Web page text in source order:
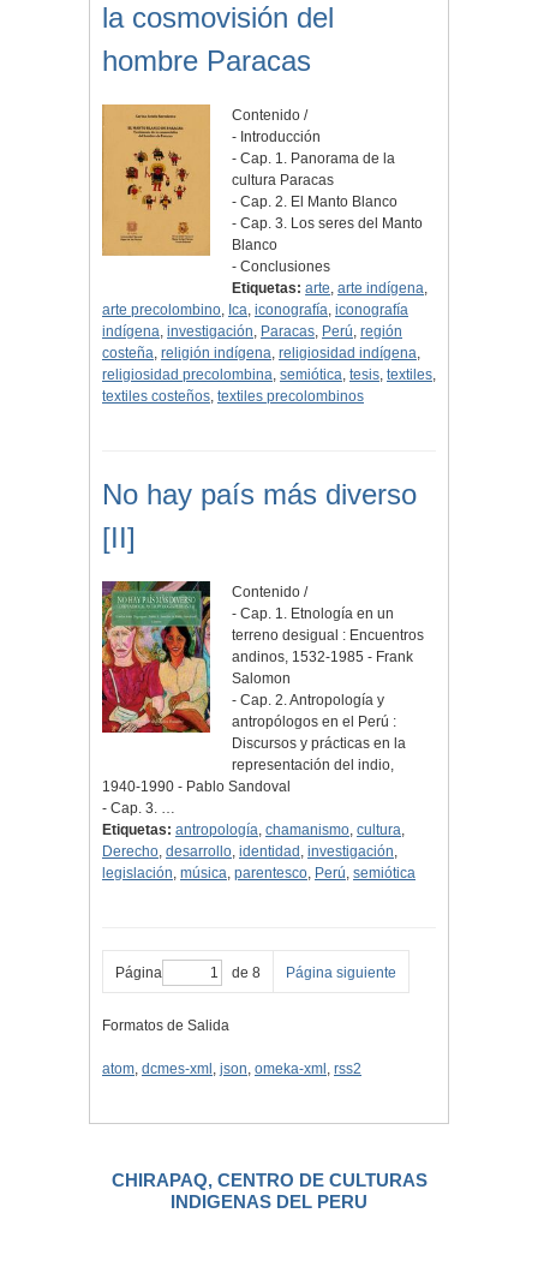
la cosmovisión del
hombre Paracas
Contenido /
- Introducción
- Cap. 1. Panorama de la
cultura Paracas
- Cap. 2. El Manto Blanco
- Cap. 3. Los seres del Manto
Blanco
- Conclusiones
Etiquetas: arte,arte indígena,
arte precolombino, Ica, iconografía, iconografía
indígena, investigación, Paracas, Perú, región
costeña, religión indígena, religiosidad indígena,
religiosidad precolombina, semiótica, tesis, textiles,
textiles costeños, textiles precolombinos
No hay país más diverso
[II]
Contenido /
- Cap. 1. Etnología en un
terreno desigual : Encuentros
andinos, 1532-1985 - Frank
Salomon
- Cap. 2. Antropología y
antropólogos en el Perú :
Discursos y prácticas en la
representación del indio,
1940-1990 - Pablo Sandoval
- Cap. 3. …
Etiquetas: antropología, chamanismo, cultura,
Derecho, desarrollo, identidad , investigación,
legislación, música, parentesco, Perú, semiótica
Página de 8 Página siguiente
Formatos de Salida
atom, dcmes-xml , json, omeka-xml , rss2
CHIRAPAQ, CENTRO DE CULTURAS
INDIGENAS DEL PERU